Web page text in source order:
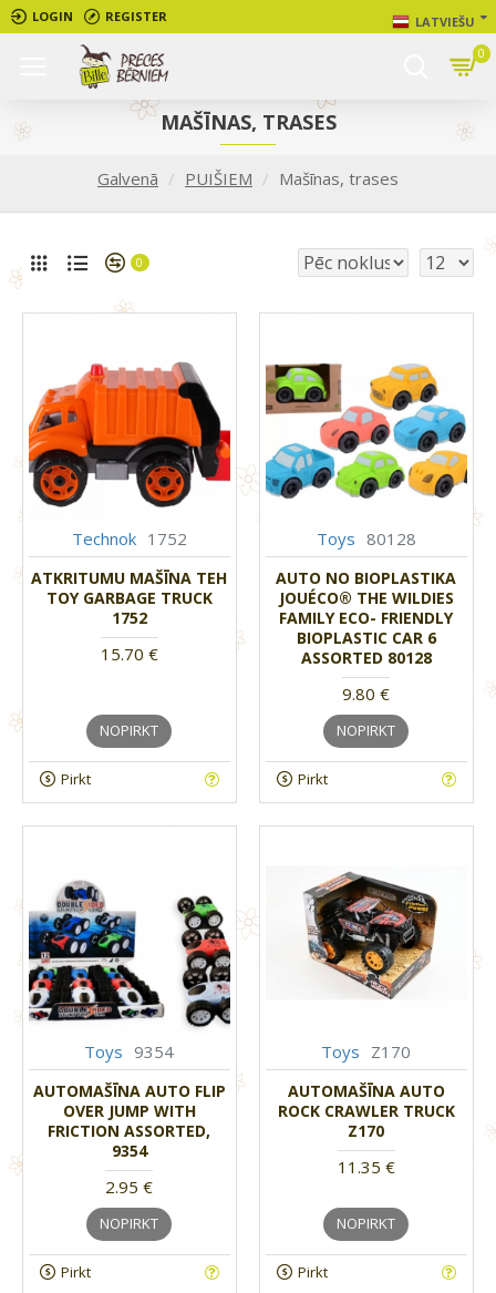
LOGIN REGISTER LATVIEŠU
0
Galvenā PUIŠIEM Mašīnas, trases
MAŠĪNAS, TRASES
0
Technok 1752
ATKRITUMU MAŠĪNA TEH
TOY GARBAGE TRUCK
1752
15.70 €
NOPIRKT
Pirkt
Toys 80128
AUTO NO BIOPLASTIKA
JOUÉCO® THE WILDIES
FAMILY ECO- FRIENDLY
BIOPLASTIC CAR 6
ASSORTED 80128
9.80 €
NOPIRKT
Pirkt
Toys 9354
AUTOMAŠĪNA AUTO FLIP
OVER JUMP WITH
FRICTION ASSORTED,
9354
2.95 €
NOPIRKT
Pirkt
Toys Z170
AUTOMAŠĪNA AUTO
ROCK CRAWLER TRUCK
Z170
11.35 €
NOPIRKT
Pirkt